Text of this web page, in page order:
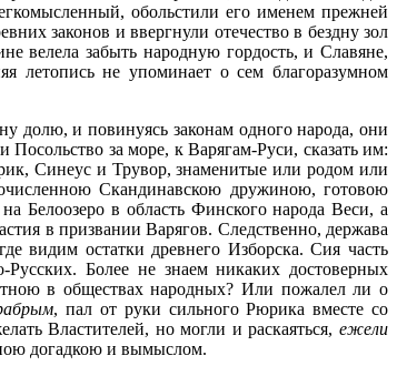
обольстили его именем прежней
законов и ввергнули отечество в бездну зол
велела забыть народную гордость, и Славяне,
летопись не упоминает о сем благоразумном
долю, и повинуясь законам одного народа, они
Посольство за море, к Варягам-Руси, сказать им:
Синеус и Трувор, знаменитые или родом или
Скандинавскою дружиною, готовою
Белоозеро в область Финского народа Веси, а
в призвании Варягов. Следственно, держава
видим остатки древнего Изборска. Сия часть
Более не знаем никаких достоверных
в обществах народных? Или пожалел ли о
, пал от руки сильного Рюрика вместе со
Властителей, но могли и раскаяться, ежели
догадкою и вымыслом.